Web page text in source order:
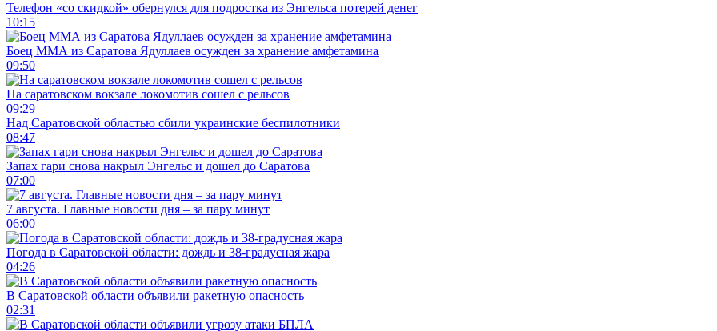
Телефон «со скидкой» обернулся для подростка из Энгельса потерей денег
10:15
Боец ММА из Саратова Ядуллаев осужден за хранение амфетамина
09:50
На саратовском вокзале локомотив сошел с рельсов
09:29
Над Саратовской областью сбили украинские беспилотники
08:47
Запах гари снова накрыл Энгельс и дошел до Саратова
07:00
7 августа. Главные новости дня – за пару минут
06:00
Погода в Саратовской области: дождь и 38-градусная жара
04:26
В Саратовской области объявили ракетную опасность
02:31